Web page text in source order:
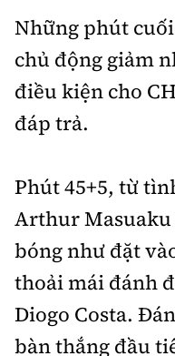
Những phút
chủ động giảm
điều kiện cho
đáp trả.
Phút 45+5, từ
Arthur
bóng như đặt
thoải mái đánh
Diogo Costa.
bàn thắng đầu